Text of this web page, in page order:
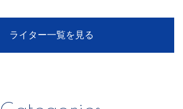
ライター一覧を見る